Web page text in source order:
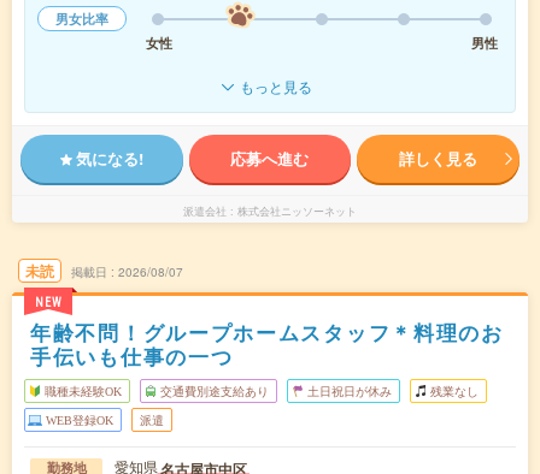
男女比率
女性
男性
もっと見る
気になる! 応募へ進む 詳しく見る
派遣会社 株式会社ニッソーネット
未読
NEW
掲載日 2026/08/07
年齢不問！グループホームスタッフ＊料理のお
手伝いも仕事の一つ
職種未経験OK 交通費別途支給あり 土日祝日が休み 残業なし
WEB登録OK 派遣
勤務地 愛知県名古屋市中区